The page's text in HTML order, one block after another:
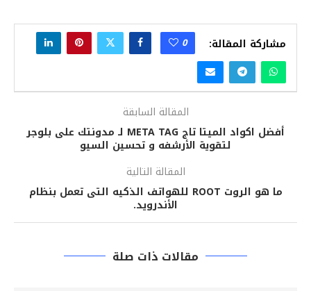
مشاركة المقالة: 0
المقالة السابقة
أفضل اكواد الميتا تاج META TAG لـ مدونتك على بلوجر
لتقوية الأرشفه و تحسين السيو
المقالة التالية
ما هو الروت ROOT للهواتف الذكيه التى تعمل بنظام
الأندرويد.
مقالات ذات صلة